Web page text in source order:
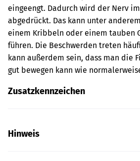
eingeengt. Dadurch wird der Nerv
abgedrückt. Das kann unter
einem Kribbeln oder einem tauben
führen. Die Beschwerden treten
kann außerdem sein, dass man die
gut bewegen kann wie
Zusatzkennzeichen
Hinweis